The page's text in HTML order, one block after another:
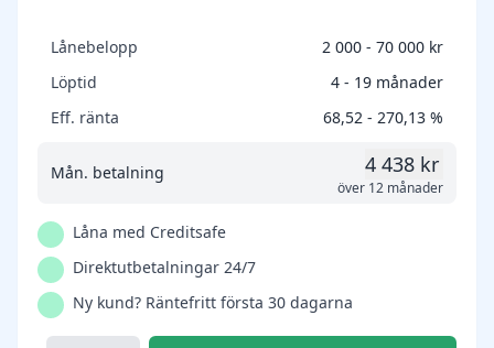
Lånebelopp
2 000 - 70 000 kr
Löptid
4 - 19 månader
Eff. ränta
68,52 - 270,13 %
Mån. betalning 4 438 kr
över 12 månader
Låna med Creditsafe
Direktutbetalningar 24/7
Ny kund? Räntefritt första 30 dagarna